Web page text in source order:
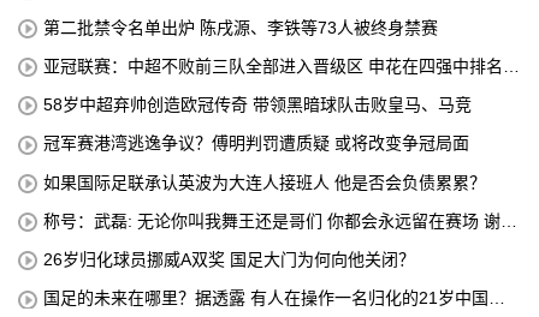
第二批禁令名单出炉 陈戌源、李铁等73人被终身禁赛
亚冠联赛：中超不败前三队全部进入晋级区 申花在四强中排名第
58岁中超弃帅创造欧冠传奇 带领黑暗球队击败皇马、马竞
冠军赛港湾逃逸争议？傅明判罚遭质疑 或将改变争冠局面
如果国际足联承认英波为大连人接班人 他是否会负债累累？
称号：武磊: 无论你叫我舞王还是哥们 你都会永远留在赛场 谢谢
26岁归化球员挪威A双奖 国足大门为何向他关闭？
国足的未来在哪里？据透露 有人在操作一名归化的21岁中国中